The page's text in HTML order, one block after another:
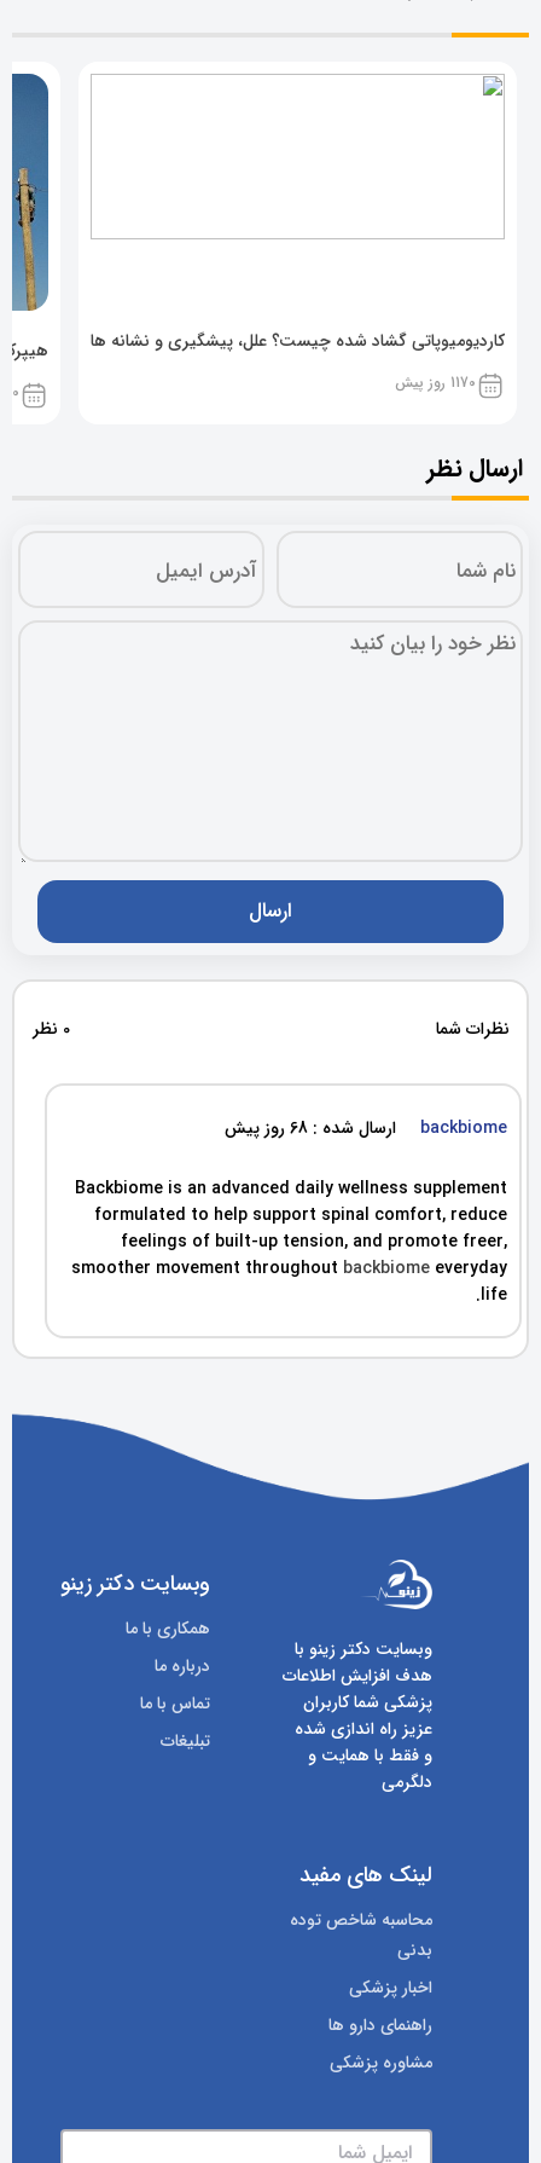
کاردیومیوپاتی گشاد شده چیست؟ علل، پیشگیری و نشانه ها
1170 روز پیش 1170
ارسال نظر
نظرات شما 0 نظر
backbiome ارسال شده : 68 روز پیش
Backbiome is an advanced daily wellness supplement
formulated to help support spinal comfort, reduce
feelings of built-up tension, and promote freer,
smoother movement throughout backbiome everyday
life.
وبسایت دکتر زینو با
هدف افزایش اطلاعات
پزشکی شما کاربران
عزیز راه اندازی شده
و فقط با همایت و
دلگرمی
وبسایت دکتر زینو
همکاری با ما
درباره ما
تماس با ما
تبلیغات
لینک های مفید
محاسبه شاخص توده
بدنی
اخبار پزشکی
راهنمای دارو ها
مشاوره پزشکی